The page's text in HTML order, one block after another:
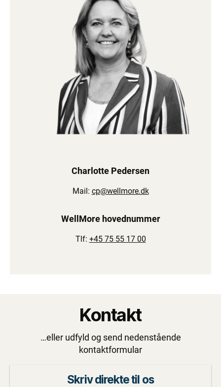
Charlotte Pedersen
Mail: cp@wellmore.dk
WellMore hovednummer
Tlf: +45 75 55 17 00
Kontakt
…eller udfyld og send nedenstående
kontaktformular
Skriv direkte til os